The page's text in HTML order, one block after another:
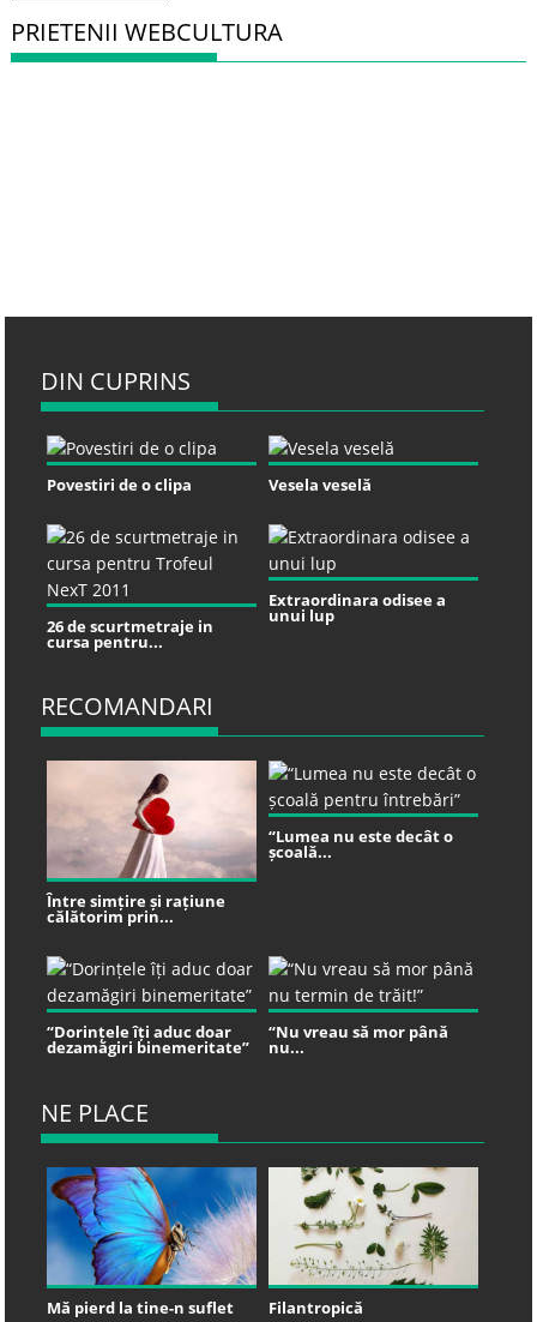
PRIETENII WEBCULTURA
DIN CUPRINS
Povestiri de o clipa Vesela veselă
26 de scurtmetraje in
cursa pentru...
Extraordinara odisee a
unui lup
RECOMANDARI
Între simțire și rațiune
călătorim prin...
“Lumea nu este decât o
școală...
“Dorințele îți aduc doar
dezamăgiri binemeritate”
“Nu vreau să mor până
nu...
NE PLACE
Mă pierd la tine-n suflet Filantropică